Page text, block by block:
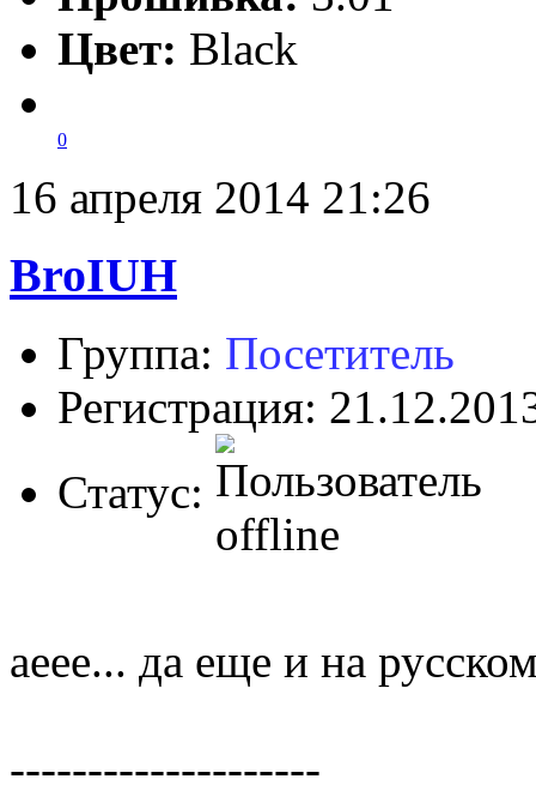
Цвет: Black
0
16 апреля 2014 21:26
BroIUH
Группа: Посетитель
Регистрация:
Статус:
аеее... да еще и на
--------------------